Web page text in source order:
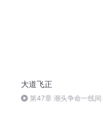
大道飞正
第47章 潮头争命一线间